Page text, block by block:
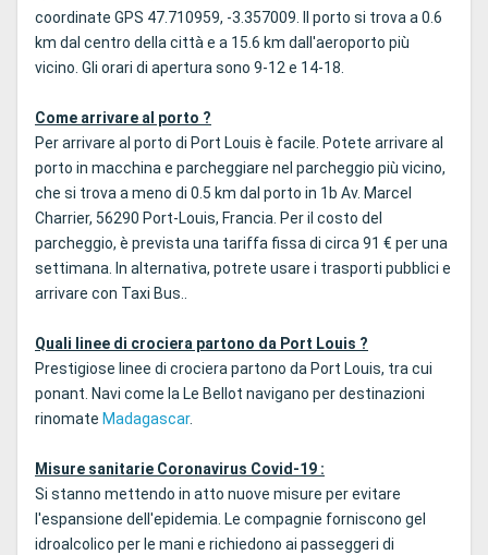
coordinate GPS 47.710959, -3.357009. Il porto si trova a 0.6
km dal centro della città e a 15.6 km dall'aeroporto più
vicino. Gli orari di apertura sono 9-12 e 14-18.
Come arrivare al porto ?
Per arrivare al porto di Port Louis è facile. Potete arrivare al
porto in macchina e parcheggiare nel parcheggio più vicino,
che si trova a meno di 0.5 km dal porto in 1b Av. Marcel
Charrier, 56290 Port-Louis, Francia. Per il costo del
parcheggio, è prevista una tariffa fissa di circa 91 € per una
settimana. In alternativa, potrete usare i trasporti pubblici e
arrivare con Taxi Bus..
Quali linee di crociera partono da Port Louis ?
Prestigiose linee di crociera partono da Port Louis, tra cui
ponant. Navi come la Le Bellot navigano per destinazioni
rinomate Madagascar.
Misure sanitarie Coronavirus Covid-19 :
Si stanno mettendo in atto nuove misure per evitare
l'espansione dell'epidemia. Le compagnie forniscono gel
idroalcolico per le mani e richiedono ai passeggeri di